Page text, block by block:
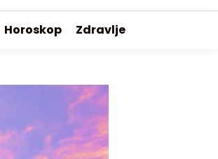
Horoskop Zdravlje